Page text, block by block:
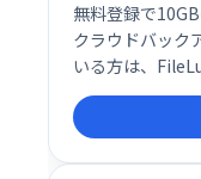
無料登録で
クラウドバック
いる方は、